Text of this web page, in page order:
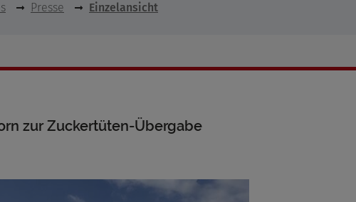
Presse Einzelansicht
zur Zuckertüten-Übergabe